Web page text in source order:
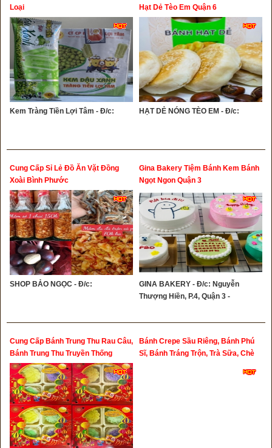
Loại
Kem Tràng Tiền Lợi Tâm - Đ/c:
Hạt Dẻ Tèo Em Quận 6
HẠT DẺ NÓNG TÈO EM - Đ/c:
Cung Cấp Sỉ Lẻ Đồ Ăn Vặt Đồng
Xoài Bình Phước
SHOP BẢO NGỌC - Đ/c:
Gina Bakery Tiệm Bánh Kem Bánh
Ngọt Ngon Quận 3
GINA BAKERY - Đ/c: Nguyễn
Thượng Hiền, P.4, Quận 3 -
Cung Cấp Bánh Trung Thu Rau Câu,
Bánh Trung Thu Truyền Thống
Bánh Crepe Sầu Riêng, Bánh Phú
Sĩ, Bánh Tráng Trộn, Trà Sữa, Chè